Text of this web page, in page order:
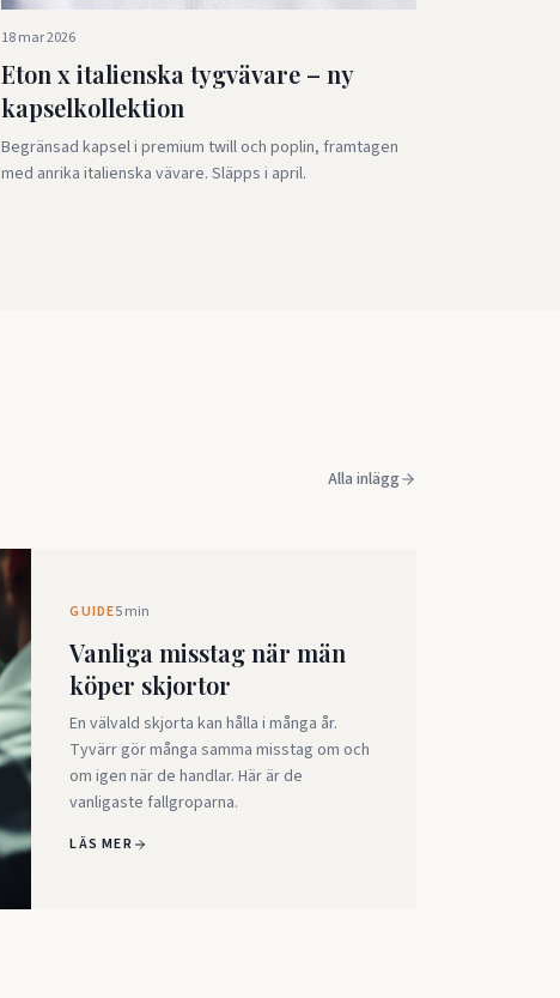
18 mar 2026
Eton x italienska tygvävare – ny
kapselkollektion
Begränsad kapsel i premium twill och poplin, framtagen
med anrika italienska vävare. Släpps i april.
Alla inlägg
GUIDE5 min
Vanliga misstag när män
köper skjortor
En välvald skjorta kan hålla i många år.
Tyvärr gör många samma misstag om och
om igen när de handlar. Här är de
vanligaste fallgroparna.
LÄS MER